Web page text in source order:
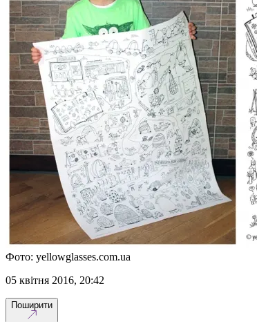
Фото: yellowglasses.com.ua
05 квітня 2016, 20:42
Поширити